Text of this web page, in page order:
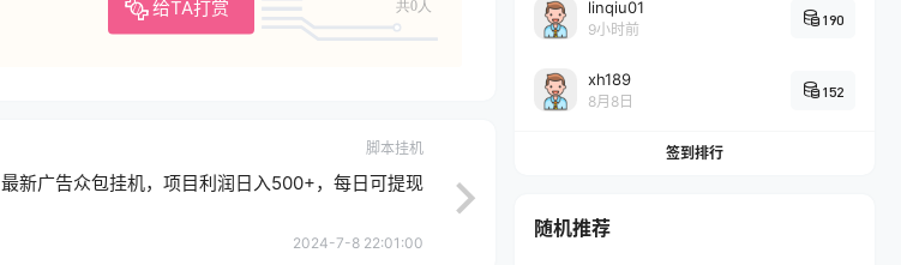
给TA打赏 共0人
脚本挂机
最新广告众包挂机，项目利润日入500+，每日可提现
2024-7-8 22:01:00
linqiu01
9小时前
190
xh189
8月8日
152
签到排行
随机推荐